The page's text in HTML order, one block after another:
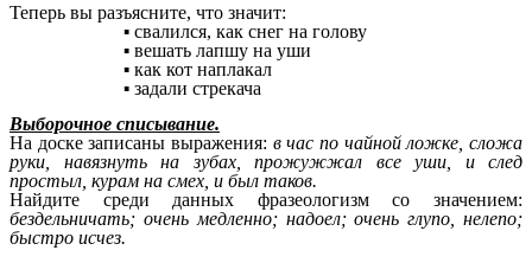
Теперь вы разъясните, что значит:
свалился, как снег на голову
вешать лапшу на уши
как кот наплакал
задали стрекача
Выборочное списывание.
На доске записаны выражения: в час по чайной ложке, сложа
руки, навязнуть на зубах, прожужжал все уши, и след
простыл, курам на смех, и был таков.
Найдите среди данных фразеологизм со значением:
бездельничать; очень медленно; надоел; очень глупо, нелепо;
быстро исчез.